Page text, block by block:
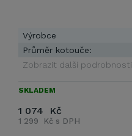
Výrobce
Průměr kotouče:
Zobrazit další podrobnosti
SKLADEM
1 074 Kč
1 299 Kč s DPH